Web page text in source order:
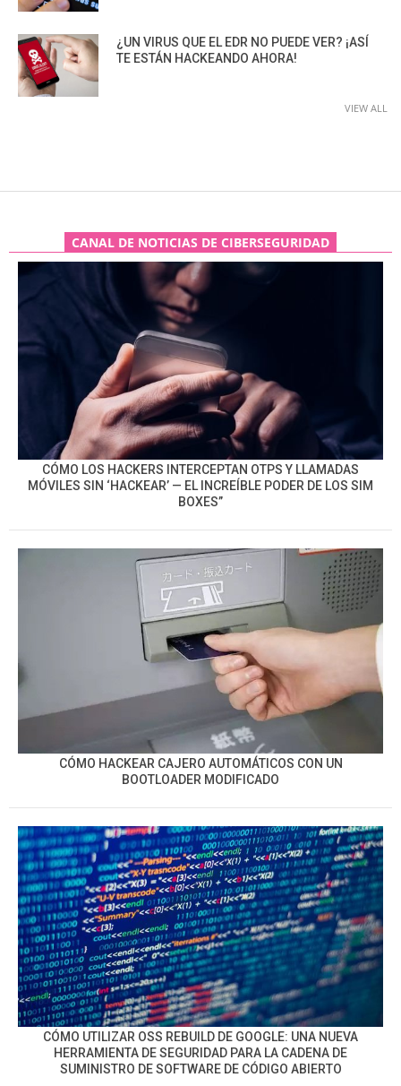
¿UN VIRUS QUE EL EDR NO PUEDE VER? ¡ASÍ
TE ESTÁN HACKEANDO AHORA!
VIEW ALL
CANAL DE NOTICIAS DE CIBERSEGURIDAD
CÓMO LOS HACKERS INTERCEPTAN OTPS Y LLAMADAS
MÓVILES SIN ‘HACKEAR’ — EL INCREÍBLE PODER DE LOS SIM
BOXES”
CÓMO HACKEAR CAJERO AUTOMÁTICOS CON UN
BOOTLOADER MODIFICADO
CÓMO UTILIZAR OSS REBUILD DE GOOGLE: UNA NUEVA
HERRAMIENTA DE SEGURIDAD PARA LA CADENA DE
SUMINISTRO DE SOFTWARE DE CÓDIGO ABIERTO